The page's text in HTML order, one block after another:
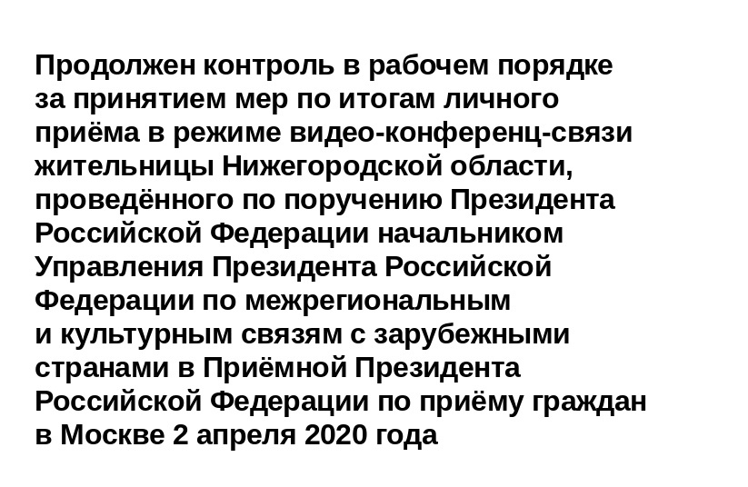
Продолжен контроль в рабочем порядке
за принятием мер по итогам личного
приёма в режиме видео-конференц-связи
жительницы Нижегородской области,
проведённого по поручению Президента
Российской Федерации начальником
Управления Президента Российской
Федерации по межрегиональным
и культурным связям с зарубежными
странами в Приёмной Президента
Российской Федерации по приёму граждан
в Москве 2 апреля 2020 года